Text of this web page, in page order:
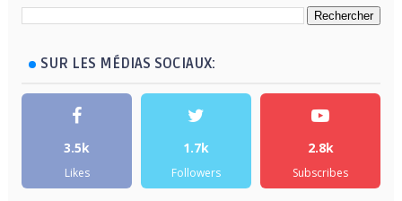
SUR LES MÉDIAS SOCIAUX:
3.5k
Likes
1.7k
Followers
2.8k
Subscribes